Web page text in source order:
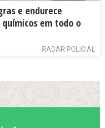
e endurece
em todo o
RADAR POLICIAL